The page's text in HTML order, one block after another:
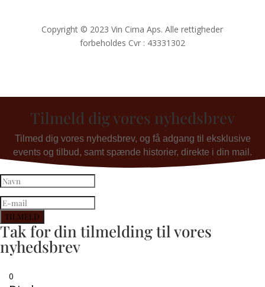
Copyright © 2023 Vin Cima Aps. Alle rettigheder
forbeholdes Cvr : 43331302
Tilmeld dig vores nyhedsbrev
Tilmed dig vores nyhedsbrev, og få adgang til eksklusive
events og tilbud, samt spænde historier, direkte i din mail.
TILMELD
Tak for din tilmelding til vores
nyhedsbrev
0